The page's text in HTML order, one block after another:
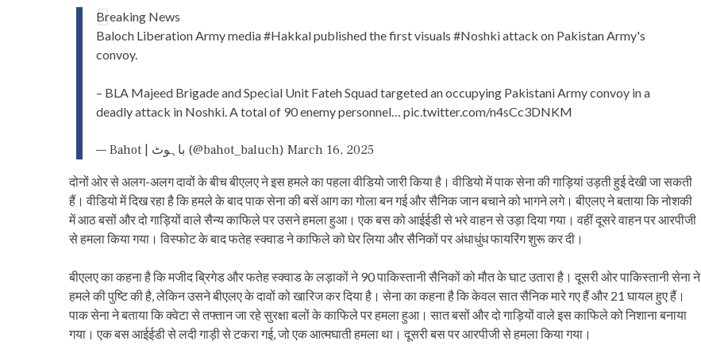
Breaking News
Baloch Liberation Army media#Hakkalpublished the first visuals #Noshkiattack on Pakistan Army's
convoy.
– BLA Majeed Brigade and Special Unit Fateh Squad targeted an occupying Pakistani Army convoy in a
deadly attack in Noshki. A total of 90 enemy personnel… pic.twitter.com/n4sCc3DNKM
— Bahot | باہوٹ (@bahot_baluch) March 16, 2025
दोनों ओर से अलग-अलग दावों के बीच बीएलए ने इस हमले का पहला वीडियो जारी किया है। वीडियो में पाक सेना की गाड़ियां उड़ती हुई देखी जा सकती
हैं। वीडियो में दिख रहा है कि हमले के बाद पाक सेना की बसें आग का गोला बन गई और सैनिक जान बचाने को भागने लगे। बीएलए ने बताया कि नोशकी
में आठ बसों और दो गाड़ियों वाले सैन्य काफिले पर उसने हमला हुआ। एक बस को आईईडी से भरे वाहन से उड़ा दिया गया। वहीं दूसरे वाहन पर आरपीजी
से हमला किया गया। विस्फोट के बाद फतेह स्क्वाड ने काफिले को घेर लिया और सैनिकों पर अंधाधुंध फायरिंग शुरू कर दी।
बीएलए का कहना है कि मजीद ब्रिगेड और फतेह स्क्वाड के लड़ाकों ने 90 पाकिस्तानी सैनिकों को मौत के घाट उतारा है। दूसरी ओर पाकिस्तानी सेना ने
हमले की पुष्टि की है, लेकिन उसने बीएलए के दावों को खारिज कर दिया है। सेना का कहना है कि केवल सात सैनिक मारे गए हैं और 21 घायल हुए हैं।
पाक सेना ने बताया कि क्वेटा से तफ्तान जा रहे सुरक्षा बलों के काफिले पर हमला हुआ। सात बसों और दो गाड़ियों वाले इस काफिले को निशाना बनाया
गया। एक बस आईईडी से लदी गाड़ी से टकरा गई, जो एक आत्मघाती हमला था। दूसरी बस पर आरपीजी से हमला किया गया।